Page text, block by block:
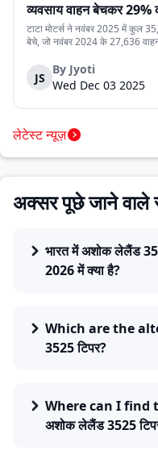
व्यवसाय वाहन बेचकर 29%
टाटा मोटर्स ने नवंबर 2025 में कुल
बेचे, जो नवंबर 2024 के 27,636
कंपनी की विविध व्यवसाय वाहन
बिक्री 32,753 वाहन रह...
JS
By Jyoti
Wed Dec 03 2025
लेटेस्ट न्यूज़
अक्सर पूछे जाने वाले
भारत में अशोक लेलैंड
2026 में क्या है?
Which are the
3525 टिपर?
Where can I find
अशोक लेलैंड 3525